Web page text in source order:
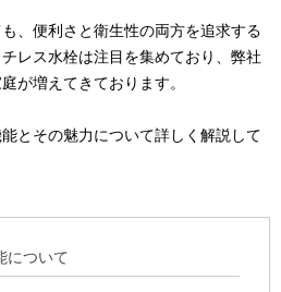
、便利さと衛生性の両方を追求する
レス水栓は注目を集めており、弊社
が増えてきております。
とその魅力について詳しく解説して
について